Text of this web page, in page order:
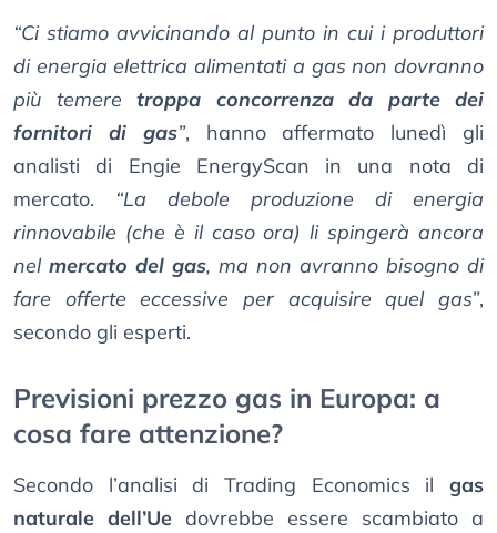
“Ci stiamo avvicinando al punto in cui i produttori
di energia elettrica alimentati a gas non dovranno
più temere troppa concorrenza da parte dei
fornitori di gas”, hanno affermato lunedì gli
analisti di Engie EnergyScan in una nota di
mercato. “La debole produzione di energia
rinnovabile (che è il caso ora) li spingerà ancora
nel mercato del gas, ma non avranno bisogno di
fare offerte eccessive per acquisire quel gas”,
secondo gli esperti.
Previsioni prezzo gas in Europa: a
cosa fare attenzione?
Secondo l’analisi di Trading Economics il gas
naturale dell’Ue dovrebbe essere scambiato a